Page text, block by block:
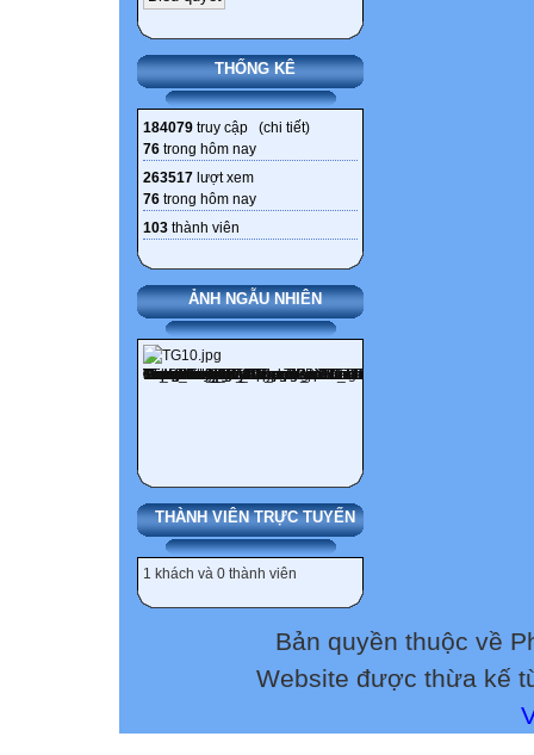
THỐNG KÊ
184079 truy cập (chi tiết)
76 trong hôm nay
263517 lượt xem
76 trong hôm nay
103 thành viên
ẢNH NGẪU NHIÊN
THÀNH VIÊN TRỰC TUYẾN
1 khách và 0 thành viên
Bến cảng Hải
Bến cảng Hòn
Bản quyền thuộc về
Website được thừa kế